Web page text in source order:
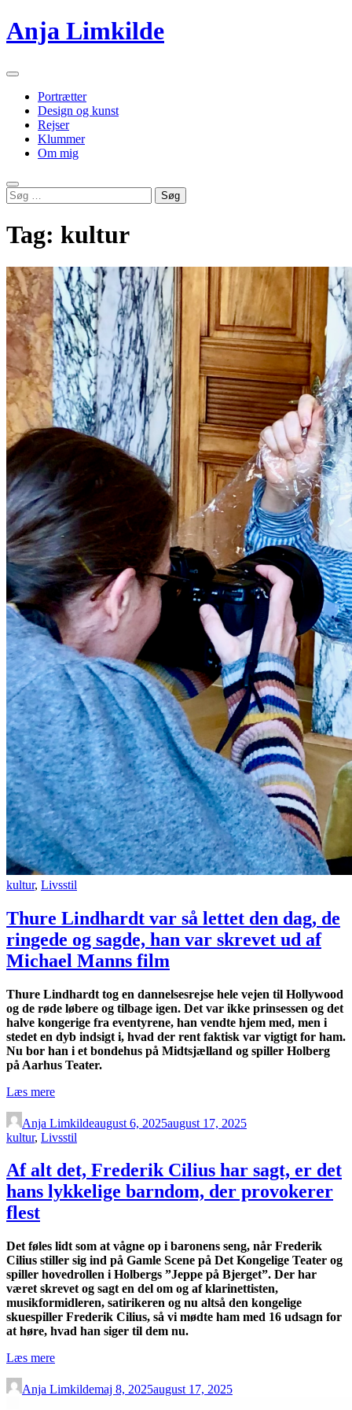
Videre
til
Anja Limkilde
Primær
Portrætter
Design og kunst
Rejser
Klummer
Om mig
Søg
Søg
efter:
Tag: kultur
kultur, Livsstil
Thure Lindhardt var så lettet den dag, de
ringede og sagde, han var skrevet ud af
Michael Manns film
Thure Lindhardt tog en dannelsesrejse hele vejen til Hollywood
og de røde løbere og tilbage igen. Det var ikke prinsessen og det
halve kongerige fra eventyrene, han vendte hjem med, men i
stedet en dyb indsigt i, hvad der rent faktisk var vigtigt for ham.
Nu bor han i et bondehus på Midtsjælland og spiller Holberg
på Aarhus Teater.
Læs mere“Thure
var
så
lettet
den
dag,
de
ringede
han
var
skrevet
ud
af
Michael
Manns
Anja Limkildeaugust 6, 2025august 17, 2025
kultur, Livsstil
Af alt det, Frederik Cilius har sagt, er det
hans lykkelige barndom, der provokerer
flest
Det føles lidt som at vågne op i baronens seng, når Frederik
Cilius stiller sig ind på Gamle Scene på Det Kongelige Teater og
spiller hovedrollen i Holbergs ”Jeppe på Bjerget”. Der har
været skrevet og sagt en del om og af klarinettisten,
musikformidleren, satirikeren og nu altså den kongelige
skuespiller Frederik Cilius, så vi mødte ham med 16 udsagn for
at høre, hvad han siger til dem nu.
Læs mere“Af
det,
Frederik
Anja Limkildemaj 8, 2025august 17, 2025